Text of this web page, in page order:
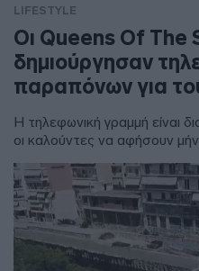
LIFESTYLE
Οι Queens Of The
δημιούργησαν
παραπόνων για
Η τηλεφωνική γραμμή είναι
οι καλούντες να αφήσουν